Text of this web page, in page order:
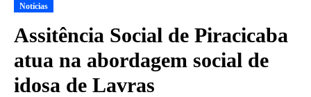
Notícias
Assitência Social de Piracicaba
atua na abordagem social de
idosa de Lavras